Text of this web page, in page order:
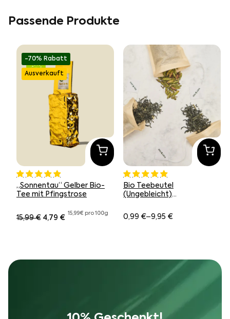
Passende Produkte
-70% Rabatt
Ausverkauft
„Sonnentau“ Gelber Bio-
Tee mit Pfingstrose
15,99€ 4,79 €
15,99€ pro 100g
Bio Teebeutel
(Ungebleicht)
100 Stk.)
0,99 €–9,95 €